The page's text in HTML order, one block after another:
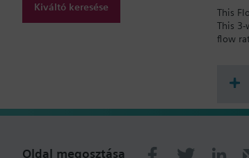
This
This 3-
flow
Kiváltó keresése
Oldal megosztása